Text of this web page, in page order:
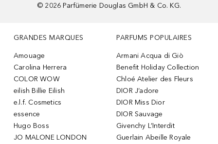
© 2026 Parfümerie Douglas GmbH & Co. KG.
GRANDES MARQUES
Amouage
Carolina Herrera
COLOR WOW
eilish Billie Eilish
e.l.f. Cosmetics
essence
Hugo Boss
JO MALONE LONDON
PARFUMS POPULAIRES
Armani Acqua di Giò
Benefit Holiday Collection
Chloé Atelier des Fleurs
DIOR J’adore
DIOR Miss Dior
DIOR Sauvage
Givenchy L’Interdit
Guerlain Abeille Royale